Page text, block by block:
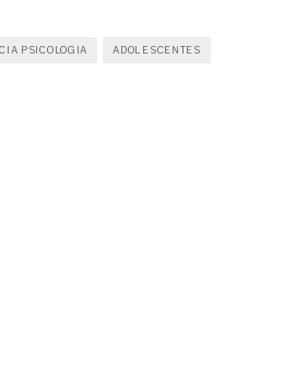
PSICOLOGIA ADOLESCENTES